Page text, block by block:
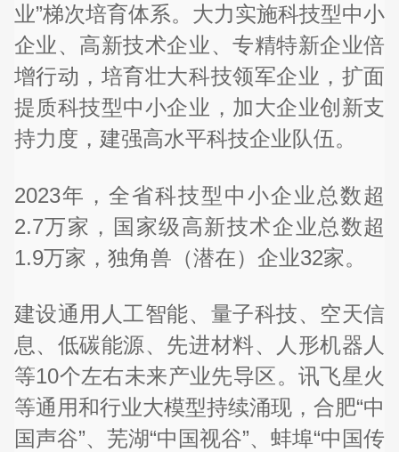
业”梯次培育体系。大力实施科技型中小
企业、高新技术企业、专精特新企业倍
增行动，培育壮大科技领军企业，扩面
提质科技型中小企业，加大企业创新支
持力度，建强高水平科技企业队伍。
2023年，全省科技型中小企业总数超
2.7万家，国家级高新技术企业总数超
1.9万家，独角兽（潜在）企业32家。
建设通用人工智能、量子科技、空天信
息、低碳能源、先进材料、人形机器人
等10个左右未来产业先导区。讯飞星火
等通用和行业大模型持续涌现，合肥“中
国声谷”、芜湖“中国视谷”、蚌埠“中国传